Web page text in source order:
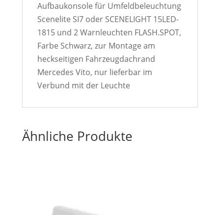
Aufbaukonsole für Umfeldbeleuchtung
Scenelite SI7 oder SCENELIGHT 15LED-
1815 und 2 Warnleuchten FLASH.SPOT,
Farbe Schwarz, zur Montage am
heckseitigen Fahrzeugdachrand
Mercedes Vito, nur lieferbar im
Verbund mit der Leuchte
Ähnliche Produkte